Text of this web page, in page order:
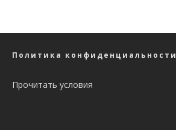
Политика конфиденциальности
Прочитать условия